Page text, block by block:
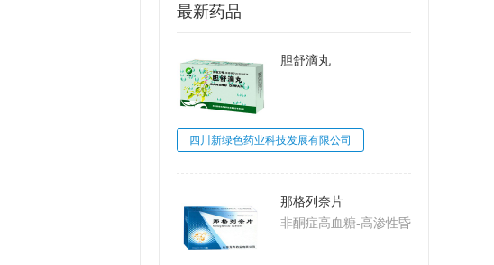
最新药品
胆舒滴丸
四川新绿色药业科技发展有限公司
那格列奈片
非酮症高血糖-高渗性昏